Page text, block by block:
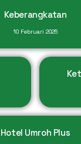
Keberangkatan
10 Februari 2025
Hotel Umroh Plus